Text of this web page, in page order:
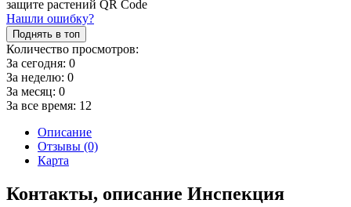
Нашли ошибку?
Поднять в топ
Количество просмотров:
За сегодня: 0
За неделю: 0
За месяц: 0
За все время: 12
Описание
Отзывы (0)
Карта
Контакты, описание Инспекция